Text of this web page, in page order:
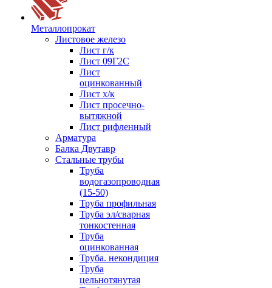
Металлопрокат
Листовое железо
Лист г/к
Лист 09Г2С
Лист
оцинкованный
Лист х/к
Лист просечно-
вытяжной
Лист рифленный
Арматура
Балка Двутавр
Стальные трубы
Труба
водогазопроводная
(15-50)
Труба профильная
Труба эл/сварная
тонкостенная
Труба
оцинкованная
Труба. некондиция
Труба
цельнотянутая